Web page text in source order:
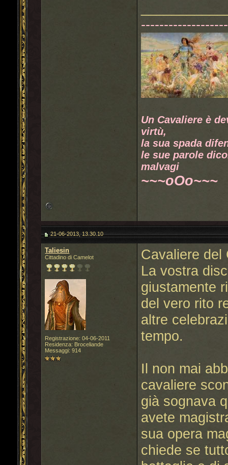
Un Cavaliere è
virtù,
la sua spada
le sue parole
malvagi
~~~oOo~~~
21-06-2013, 13.30.10
Taliesin
Cittadino di Camelot
Registrazione: 04-06-2011
Residenza: Broceliande
Messaggi: 914
Cavaliere del
La vostra
giustamente
del vero rito
altre
tempo.
Il non mai
cavaliere
già sognava
avete
sua opera
chiede se